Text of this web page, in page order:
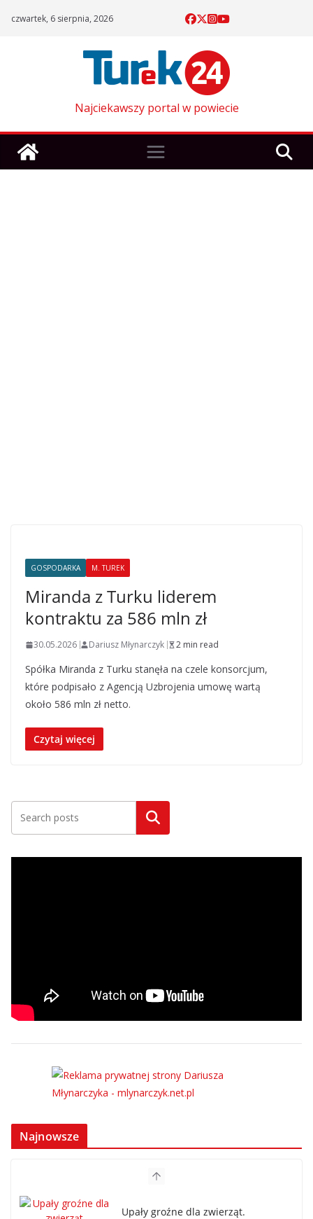
czwartek, 6 sierpnia, 2026
Najciekawszy portal w powiecie
GOSPODARKA M. TUREK
Miranda z Turku liderem
kontraktu za 586 mln zł
30.05.2026 Dariusz Młynarczyk 2 min read
Spółka Miranda z Turku stanęła na czele konsorcjum,
które podpisało z Agencją Uzbrojenia umowę wartą
około 586 mln zł netto.
Czytaj więcej
Szukaj
Najnowsze
Upały groźne dla zwierząt.